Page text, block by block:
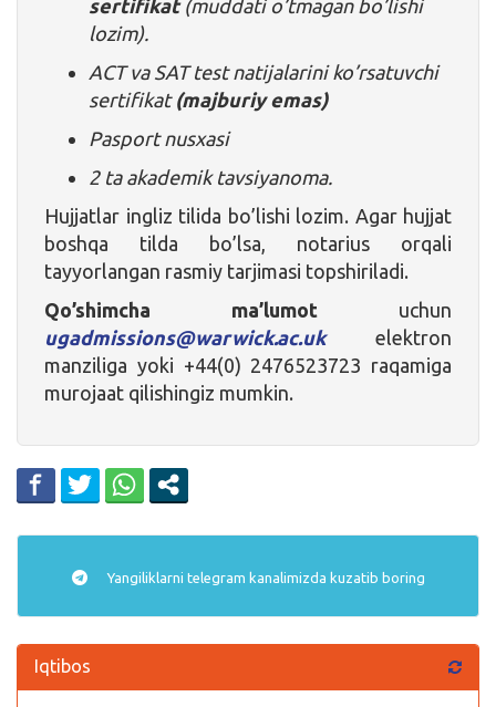
sertifikat (muddati o’tmagan bo’lishi
lozim).
ACT va SAT test natijalarini ko’rsatuvchi
sertifikat (majburiy emas)
Pasport nusxasi
2 ta akademik tavsiyanoma.
Hujjatlar ingliz tilida bo’lishi lozim. Agar hujjat
boshqa tilda bo’lsa, notarius orqali
tayyorlangan rasmiy tarjimasi topshiriladi.
Qo’shimcha ma’lumot uchun
ugadmissions@warwick.ac.uk
elektron
manziliga yoki +44(0) 2476523723 raqamiga
murojaat qilishingiz mumkin.
Yangiliklarni telegram kanalimizda kuzatib boring
Iqtibos